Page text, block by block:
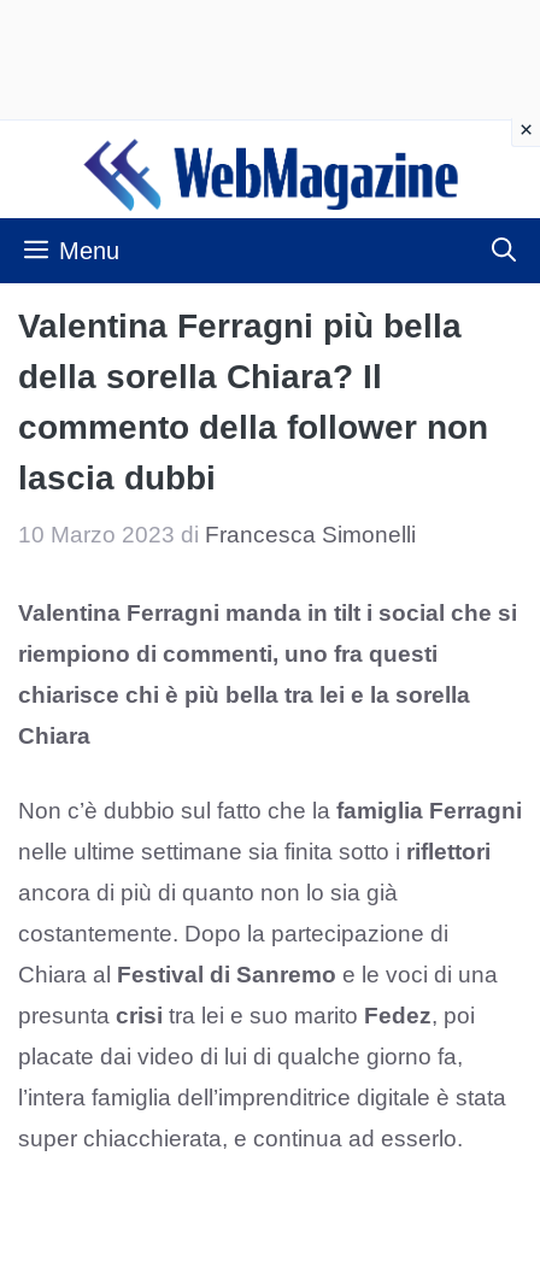
contenuto
Menu
Valentina Ferragni più bella
della sorella Chiara? Il
commento della follower non
lascia dubbi
10 Marzo 2023 di Francesca Simonelli
Valentina Ferragni manda in tilt i social che si
riempiono di commenti, uno fra questi
chiarisce chi è più bella tra lei e la sorella
Chiara
Non c’è dubbio sul fatto che la famiglia Ferragni
nelle ultime settimane sia finita sotto i riflettori
ancora di più di quanto non lo sia già
costantemente. Dopo la partecipazione di
Chiara al Festival di Sanremo e le voci di una
presunta crisi tra lei e suo marito Fedez, poi
placate dai video di lui di qualche giorno fa,
l’intera famiglia dell’imprenditrice digitale è stata
super chiacchierata, e continua ad esserlo.